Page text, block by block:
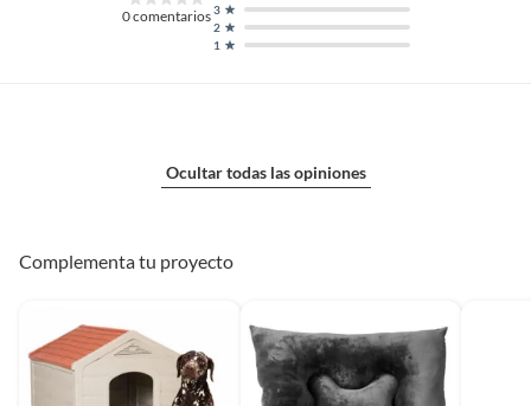
0comentarios
1
2
3
Ocultar todas las opiniones
Complementa tu proyecto